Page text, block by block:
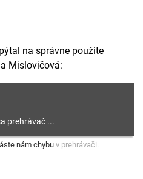
na správne použite
Mislovičová:
nám chybu v prehrávači.